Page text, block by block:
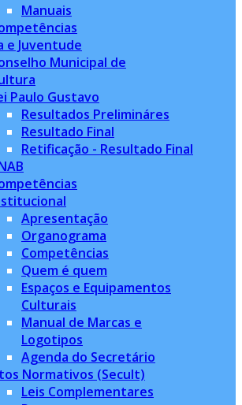
Manuais
e Juventude
Municipal de
Paulo Gustavo
Resultados Prelimináres
Resultado Final
Retificação - Resultado Final
Apresentação
Organograma
Competências
Quem é quem
Espaços e Equipamentos
Culturais
Manual de Marcas e
Logotipos
Agenda do Secretário
Normativos (Secult)
Leis Complementares